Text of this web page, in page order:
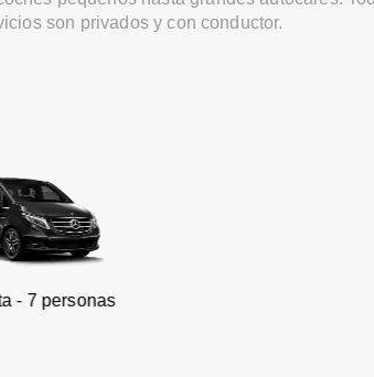
son privados y con conductor.
SUV -